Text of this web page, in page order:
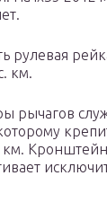
рулевая
км.
рычагов
км.